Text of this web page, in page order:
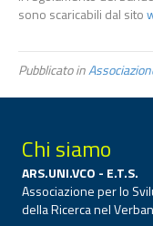
sono scaricabili dal sito
Pubblicato in
Chi siamo
ARS.UNI.VCO - E.T.S.
Associazione per lo
della Ricerca nel